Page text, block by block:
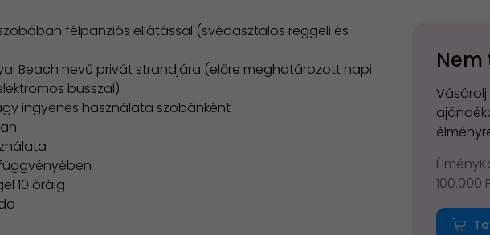
félpanziós ellátással (svédasztalos reggeli és
Beach nevű privát strandjára (előre meghatározott napi
busszal)
ingyenes használata szobánként
10 óráig
Nem
100.000